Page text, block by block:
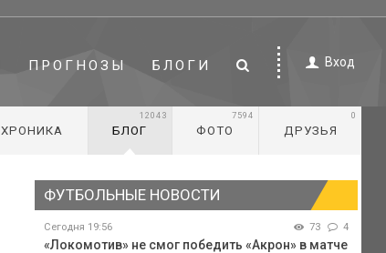
ПРОГНОЗЫ БЛОГИ Вход
ХРОНИКА БЛОГ
12043
ФОТО
7594
ДРУЗЬЯ
0
ФУТБОЛЬНЫЕ НОВОСТИ
Сегодня 19:56 73 4
«Локомотив» не смог победить «Акрон» в матче